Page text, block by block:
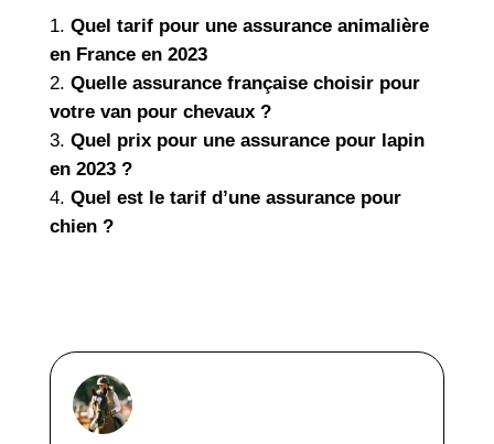
Quel tarif pour une assurance animalière
en France en 2023
Quelle assurance française choisir pour
votre van pour chevaux ?
Quel prix pour une assurance pour lapin
en 2023 ?
Quel est le tarif d’une assurance pour
chien ?